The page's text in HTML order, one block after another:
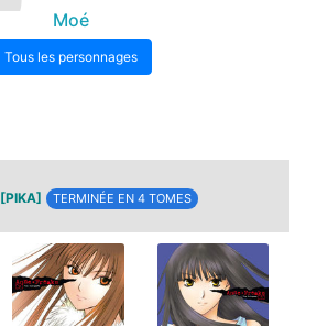
Moé
Tous les personnages
[PIKA] TERMINÉE EN 4 TOMES